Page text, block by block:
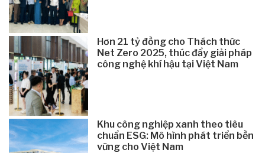
Hơn 21 tỷ đồng cho Thách thức
Net Zero 2025, thúc đẩy giải pháp
công nghệ khí hậu tại Việt Nam
Khu công nghiệp xanh theo tiêu
chuẩn ESG: Mô hình phát triển bền
vững cho Việt Nam